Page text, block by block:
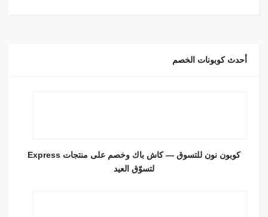
أحدث كوبونات الخصم
كوبون نون للتسوق — كاش باك وخصم على منتجات Express
لتسوّق العيد